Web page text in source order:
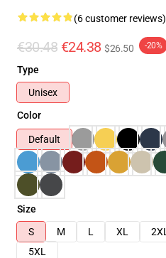
(6 customer reviews)
€30.48 €24.38 $26.50 -20%
Type
Unisex
Color
Default
Size
S
M L XL 2XL
5XL